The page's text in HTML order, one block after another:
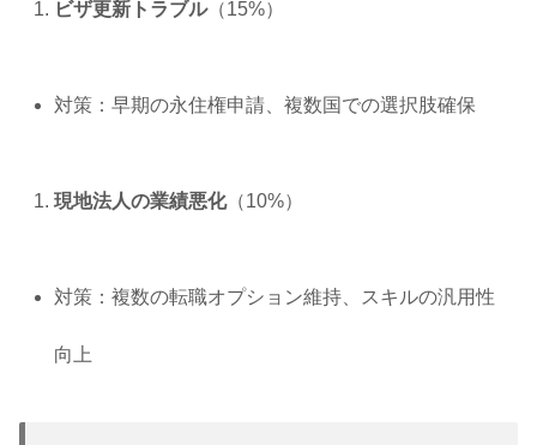
ビザ更新トラブル（15%）
対策：早期の永住権申請、複数国での選択肢確保
現地法人の業績悪化（10%）
対策：複数の転職オプション維持、スキルの汎用性
向上